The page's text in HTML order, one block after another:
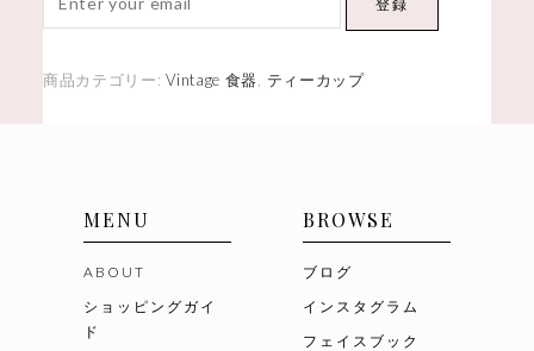
登録
商品カテゴリー:Vintage 食器, ティーカップ
MENU
ABOUT
ショッピングガイ
ド
BROWSE
ブログ
インスタグラム
フェイスブック